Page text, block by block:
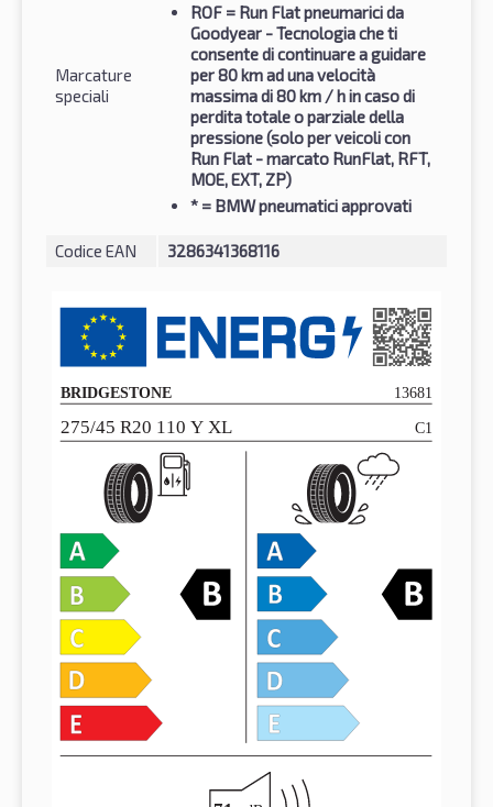
Marcature
speciali
ROF = Run Flat pneumarici da
Goodyear - Tecnologia che ti
consente di continuare a guidare
per 80 km ad una velocità
massima di 80 km / h in caso di
perdita totale o parziale della
pressione (solo per veicoli con
Run Flat - marcato RunFlat, RFT,
MOE, EXT, ZP)
* = BMW pneumatici approvati
Codice EAN 3286341368116